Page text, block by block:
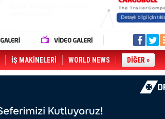
İŞ MAKİNELERİ WORLD NEWS DİĞER »